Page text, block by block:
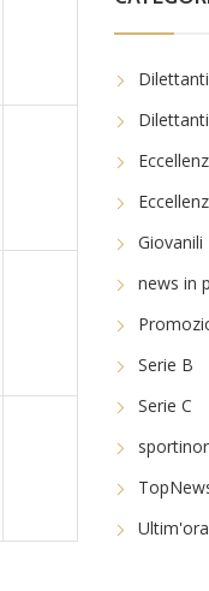
Giovanili
news in
Serie B
Serie C
Ultim'ora